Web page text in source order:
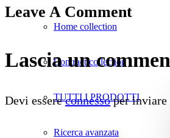
Home collection
Contract collection
TUTTI I PRODOTTI
Ricerca avanzata
Leave A Comment
Lascia un
Devi essereconnessoper inviare